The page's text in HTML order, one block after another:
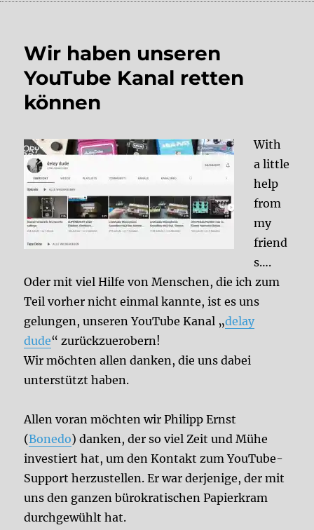
Wir haben unseren
YouTube Kanal retten
können
With
a little
help
from
my
friend
s….
Oder mit viel Hilfe von Menschen, die ich zum
Teil vorher nicht einmal kannte, ist es uns
gelungen, unseren YouTube Kanal „delay
dude“ zurückzuerobern!
Wir möchten allen danken, die uns dabei
unterstützt haben.
Allen voran möchten wir Philipp Ernst
(Bonedo) danken, der so viel Zeit und Mühe
investiert hat, um den Kontakt zum YouTube-
Support herzustellen. Er war derjenige, der mit
uns den ganzen bürokratischen Papierkram
durchgewühlt hat.